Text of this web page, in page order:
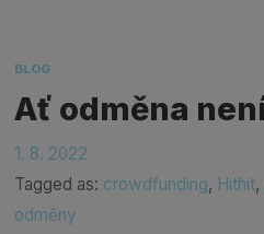
BLOG
Ať odměna
1. 8. 2022
Tagged as: crowdfunding, Hithit,
odměny